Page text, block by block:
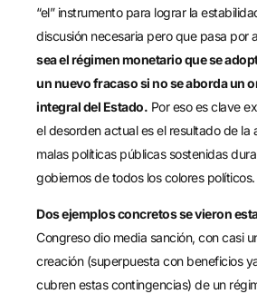
“el” instrumento para lograr la
discusión necesaria pero que pasa por
sea el régimen monetario que se
un nuevo fracaso si no se aborda un
integral del Estado. Por eso es clave
el desorden actual es el resultado de la
malas políticas públicas sostenidas
gobiernos de todos los colores políticos.
Dos ejemplos concretos se vieron
Congreso dio media sanción, con casi
creación (superpuesta con beneficios
cubren estas contingencias) de un